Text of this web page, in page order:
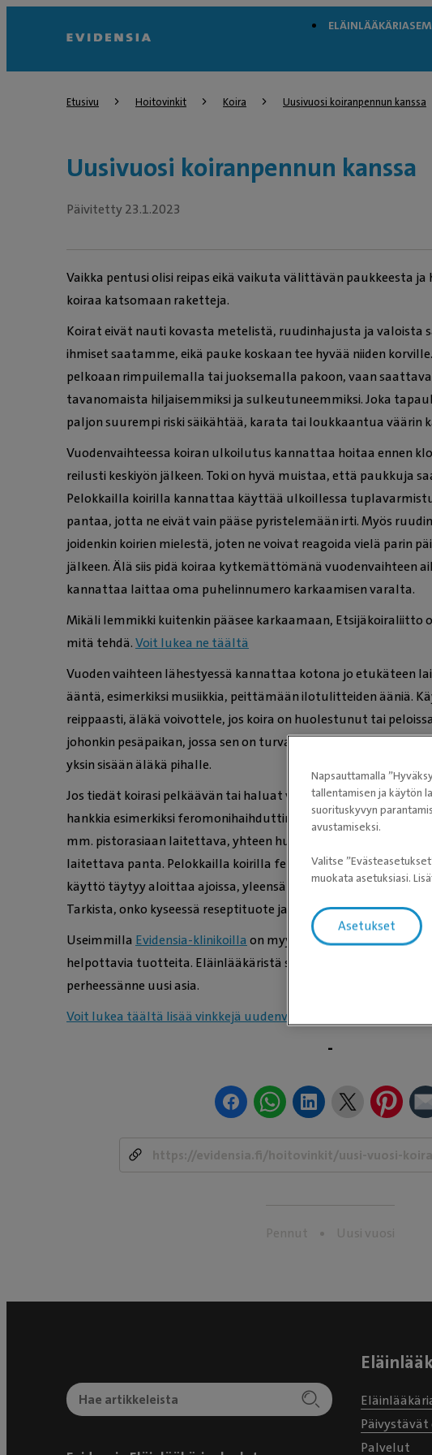
Etusivu Hoitovinkit Koira Uusivuosi koiranpennun kanssa
Uusivuosi koiranpennun kanssa
Päivitetty 23.1.2023
Vaikka pentusi olisi reipas eikä vaikuta välittävän paukkeesta ja
koiraa katsomaan raketteja.
Koirat eivät nauti kovasta metelistä, ruudinhajusta ja valoista
ihmiset saatamme, eikä pauke koskaan tee hyvää niiden
pelkoaan rimpuilemalla tai juoksemalla pakoon, vaan
tavanomaista hiljaisemmiksi ja sulkeutuneemmiksi. Joka
paljon suurempi riski säikähtää, karata tai loukkaantua väärin
Vuodenvaihteessa koiran ulkoilutus kannattaa hoitaa ennen
reilusti keskiyön jälkeen. Toki on hyvä muistaa, että paukkuja
Pelokkailla koirilla kannattaa käyttää ulkoillessa
pantaa, jotta ne eivät vain pääse pyristelemään irti. Myös
joidenkin koirien mielestä, joten ne voivat reagoida vielä parin
jälkeen. Älä siis pidä koiraa kytkemättömänä vuodenvaihteen
kannattaa laittaa oma puhelinnumero karkaamisen varalta.
Mikäli lemmikki kuitenkin pääsee karkaamaan, Etsijäkoiraliitto
mitä tehdä.Voit lukea ne täältä
Vuoden vaihteen lähestyessä kannattaa kotona jo etukäteen
ääntä, esimerkiksi musiikkia, peittämään ilotulitteiden ääniä.
reippaasti, äläkä voivottele, jos koira on huolestunut tai
johonkin pesäpaikan, jossa sen on turvallista olla pahimman
yksin sisään äläkä pihalle.
Jos tiedät koirasi pelkäävän tai haluat vähän jo
hankkia esimerkiksi feromonihaihduttimen koiran oloa
mm. pistorasiaan laitettava, yhteen huoneeseen vaikuttava
laitettava panta. Pelokkailla koirilla feromonihaihduttimen tai
käyttö täytyy aloittaa ajoissa, yleensä jo paria viikkoa ennen
Tarkista, onko kyseessä reseptituote ja varaa tarvittaessa aika
Useimmilla Evidensia-klinikoilla on myytävänä
helpottavia tuotteita. Eläinlääkäristä saat myös neuvot, mikäli
perheessänne uusi asia.
Voit lukea täältä lisää vinkkejä uudenvuodenaaton viettoon
-
Pennut Uusi vuosi
Päivystävät
Palvelut
Napsauttamalla
tallentamisen ja käytön
suorituskyvyn
avustamiseksi.
Valitse
muokata asetuksiasi.
Asetukset